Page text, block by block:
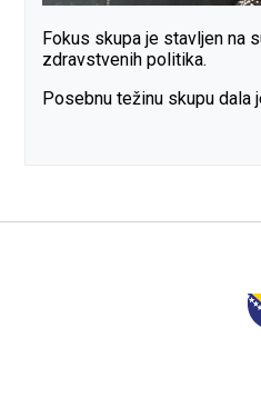
Fokus skupa je stavljen na
zdravstvenih politika.
Posebnu težinu skupu dala